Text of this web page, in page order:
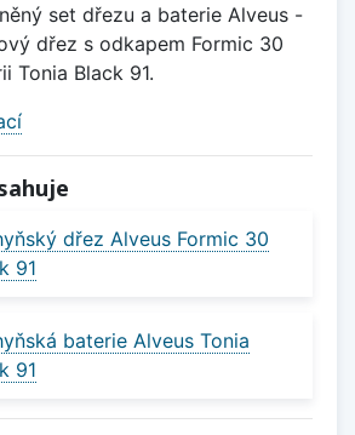
set dřezu a baterie Alveus -
dřez s odkapem Formic 30
Tonia Black 91.
dřez Alveus Formic 30
91
baterie Alveus Tonia
91